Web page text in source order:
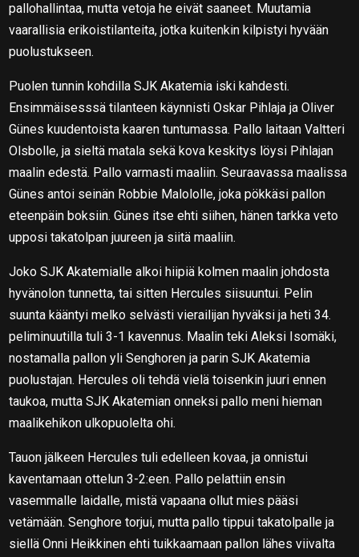
pallohallintaa, mutta vetoja he eivät saaneet. Muutamia
vaarallisia erikoistilanteita, jotka kuitenkin kilpistyi hyvään
puolustukseen.
Puolen tunnin kohdilla SJK Akatemia iski kahdesti.
Ensimmäisesssä tilanteen käynnisti Oskar Pihlaja ja Oliver
Günes kuudentoista kaaren tuntumassa. Pallo laitaan Valtteri
Olsbolle, ja sieltä matala sekä kova keskitys löysi Pihlajan
maalin edestä. Pallo varmasti maaliin. Seuraavassa maalissa
Günes antoi seinän Robbie Malololle, joka pökkäsi pallon
eteenpäin boksiin. Günes itse ehti siihen, hänen tarkka veto
upposi takatolpan juureen ja siitä maaliin.
Joko SJK Akatemialle alkoi hiipiä kolmen maalin johdosta
hyvänolon tunnetta, tai sitten Hercules siisuuntui. Pelin
suunta kääntyi melko selvästi vierailijan hyväksi ja heti 34.
peliminuutilla tuli 3-1 kavennus. Maalin teki Aleksi Isomäki,
nostamalla pallon yli Senghoren ja parin SJK Akatemia
puolustajan. Hercules oli tehdä vielä toisenkin juuri ennen
taukoa, mutta SJK Akatemian onneksi pallo meni hieman
maalikehikon ulkopuolelta ohi.
Tauon jälkeen Hercules tuli edelleen kovaa, ja onnistui
kaventamaan ottelun 3-2:een. Pallo pelattiin ensin
vasemmalle laidalle, mistä vapaana ollut mies pääsi
vetämään. Senghore torjui, mutta pallo tippui takatolpalle ja
siellä Onni Heikkinen ehti tuikkaamaan pallon lähes viivalta